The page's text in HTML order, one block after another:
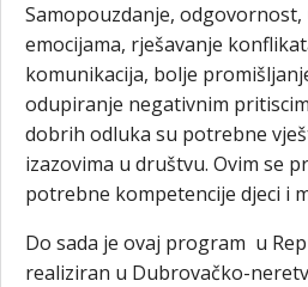
Samopouzdanje,
emocijama, rješavanje
komunikacija, bolje
odupiranje negativnim
dobrih odluka su potrebne
izazovima u društvu. Ovim se
potrebne kompetencije djeci i
Do sada je ovaj program u
realiziran u Dubrovačko-